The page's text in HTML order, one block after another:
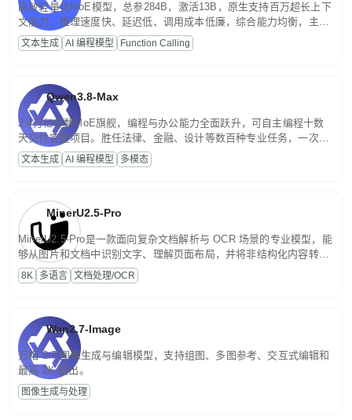
高效轻量化MoE模型，总参284B，激活13B，原生支持百万超长上下
文能力。推理速度快、延迟低、调用成本低廉，综合能力均衡，主打
高并发、轻量化任务，适合日常对话、内容创作、基础 RAG、批量
文案处理等普惠刚需场景。
文本生成 AI 编程模型 Function Calling
Qwen3.8-Max
2.4万亿参数MoE旗舰，编程与办公能力全面跃升，可自主编程十数
天交付完整项目。胜任法律、金融、设计等数百种专业任务，一次对
话端到端交付生产级成果。原生视觉理解贯穿规划、执行与验证全流
程，支持超长文档与长视频的深度语义解析。长程任务中自主规划与
文本生成 AI 编程模型 多模态
MinerU2.5-Pro
MinerU2.5-Pro是一款面向复杂文档解析与 OCR 场景的专业模型，能
够从图片和文档中识别文字、理解页面布局，并将非结构化内容转换
为便于存储、检索和二次处理的结构化结果。
8K 多语言 文档处理/OCR
Wan2.7-Image
万相 2.7 图像生成与编辑模型，支持组图、多图参考、交互式编辑和
最高 2K 输出。
图像生成与处理